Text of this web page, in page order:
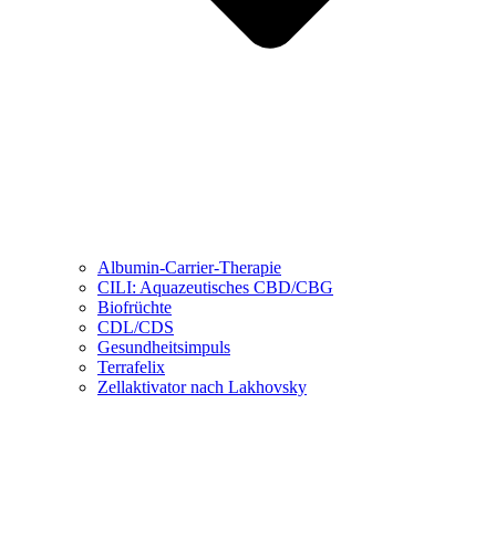
Albumin-Carrier-Therapie
CILI: Aquazeutisches CBD/CBG
Biofrüchte
CDL/CDS
Gesundheitsimpuls
Terrafelix
Zellaktivator nach Lakhovsky